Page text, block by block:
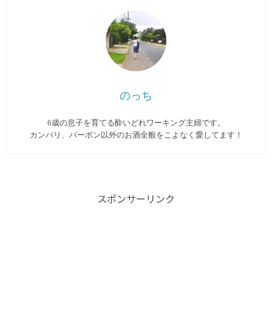
のっち
6歳の息子を育てる酔いどれワーキング主婦です。
カンパリ、バーボン以外のお酒全般をこよなく愛してます︎！
スポンサーリンク